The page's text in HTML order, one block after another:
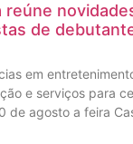
reúne
de
em
e serviços para
de agosto a feira